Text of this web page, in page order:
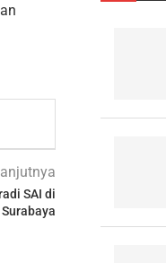
SAI di
Surabaya